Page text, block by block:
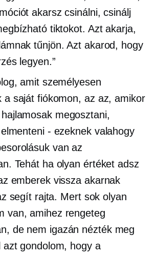
akarsz csinálni, csinálj
tiktokot. Azt akarja,
tűnjön. Azt akarod, hogy
legyen.”
amit személyesen
a saját fiókomon, az az, amikor
megosztani,
- ezeknek valahogy
van az
Tehát ha olyan értéket adsz
emberek vissza akarnak
segít rajta. Mert sok olyan
van, amihez rengeteg
de nem igazán nézték meg
azt gondolom, hogy a